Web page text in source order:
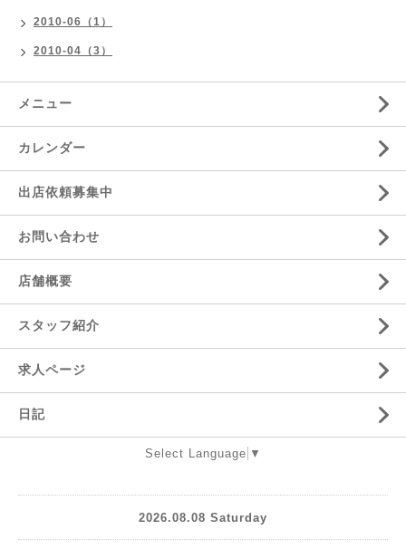
2010-06（1）
2010-04（3）
メニュー
カレンダー
出店依頼募集中
お問い合わせ
店舗概要
スタッフ紹介
求人ページ
日記
Select Language ▼
2026.08.08 Saturday